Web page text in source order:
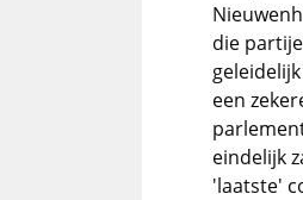
die
een
eindelijk
'laatste'